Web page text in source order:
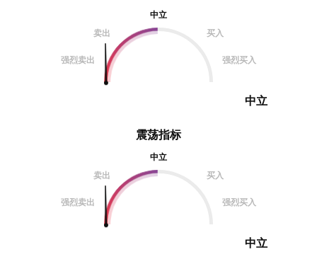
震荡指标
中立
卖出
买入
强烈卖出 强烈买入
中立
中立
卖出
买入
强烈卖出 强烈买入
中立